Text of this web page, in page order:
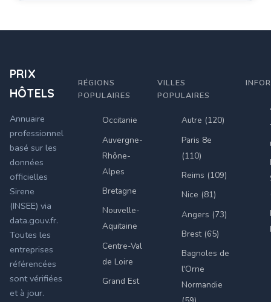
PRIX
HÔTELS
Annuaire
professionnel
basé sur les
données
officielles
Sirene
(INSEE) via
data.gouv.fr.
Toutes les
entreprises
référencées
sont vérifiées
et à jour.
RÉGIONS
POPULAIRES
Occitanie
Auvergne-
Rhône-
Alpes
Bretagne
Nouvelle-
Aquitaine
Centre-Val
de Loire
Grand Est
VILLES
POPULAIRES
Autre (120)
Paris 8e
(110)
Reims (109)
Nice (81)
Angers (73)
Brest (65)
Bagnoles de
l'Orne
Normandie